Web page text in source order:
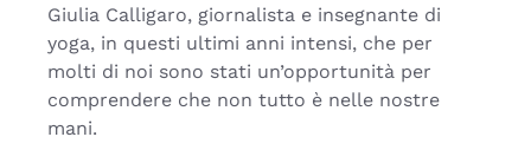
Giulia Calligaro, giornalista e insegnante di
yoga, in questi ultimi anni intensi, che per
molti di noi sono stati un’opportunità per
comprendere che non tutto è nelle nostre
mani.